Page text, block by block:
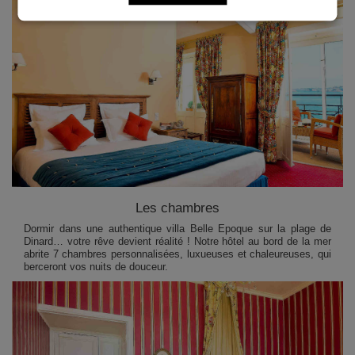
Les chambres
Dormir dans une authentique villa Belle Epoque sur la plage de
Dinard… votre rêve devient réalité ! Notre hôtel au bord de la mer
abrite 7 chambres personnalisées, luxueuses et chaleureuses, qui
berceront vos nuits de douceur.